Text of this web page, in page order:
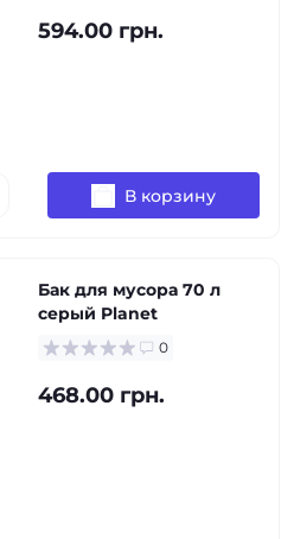
594.00 грн.
В корзину
Бак для мусора 70 л
серый Planet
0
468.00 грн.